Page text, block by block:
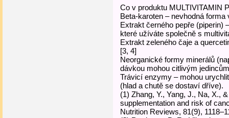
Co v produktu MULTIVITAMIN
Beta-karoten – nevhodná forma
Extrakt černého pepře (piperin)
které užíváte společně s
Extrakt zeleného čaje a
[3, 4]
Neorganické formy minerálů
dávkou mohou citlivým
Trávicí enzymy – mohou
(hlad a chutě se dostaví dříve).
(1) Zhang, Y., Yang, J., Na, X.,
supplementation and risk of
Nutrition Reviews, 81(9),